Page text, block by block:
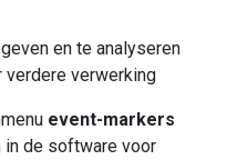
en te analyseren
verdere verwerking
event-markers
in de software voor